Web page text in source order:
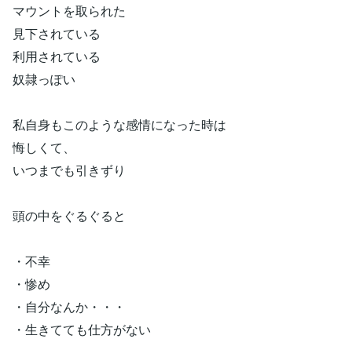
マウントを取られた
見下されている
利用されている
奴隷っぽい
私自身もこのような感情になった時は
悔しくて、
いつまでも引きずり
頭の中をぐるぐると
・不幸
・惨め
・自分なんか・・・
・生きてても仕方がない